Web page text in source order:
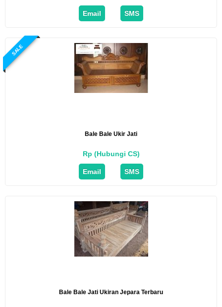
Email SMS
SALE
Bale Bale Ukir Jati
Rp (Hubungi CS)
Email SMS
Bale Bale Jati Ukiran Jepara Terbaru